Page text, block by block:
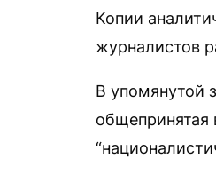
Копии
журналистов
В упомянутой
общепринятая